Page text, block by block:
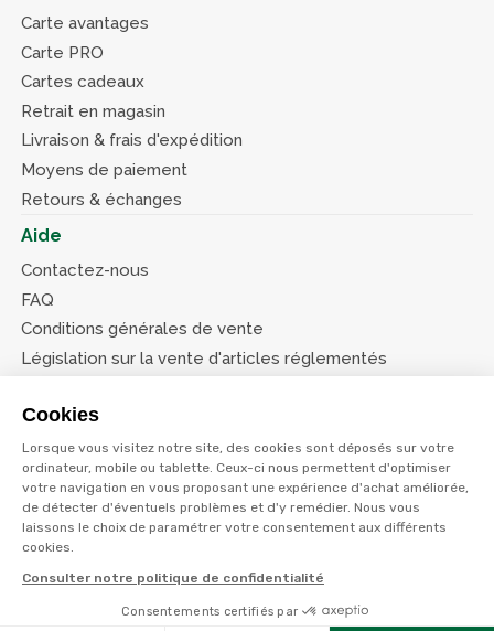
Cookies
Lorsque vous visitez notre site, des cookies sont déposés sur votre
ordinateur, mobile ou tablette. Ceux-ci nous permettent d'optimiser
votre navigation en vous proposant une expérience d'achat améliorée,
de détecter d'éventuels problèmes et d'y remédier. Nous vous
laissons le choix de paramétrer votre consentement aux différents
cookies.
Consulter notre politique de confidentialité
Consentements certifiés par
Filtres
Carte avantages
Carte PRO
Cartes cadeaux
Retrait en magasin
Livraison & frais d'expédition
Moyens de paiement
Retours & échanges
Aide
Contactez-nous
FAQ
Conditions générales de vente
Législation sur la vente d'articles réglementés
Conditions de nos offres
Suivez-nous
© Terres et eaux 2026
Mentions légales